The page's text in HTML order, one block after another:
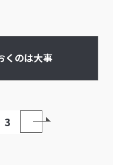
くのは大事
3